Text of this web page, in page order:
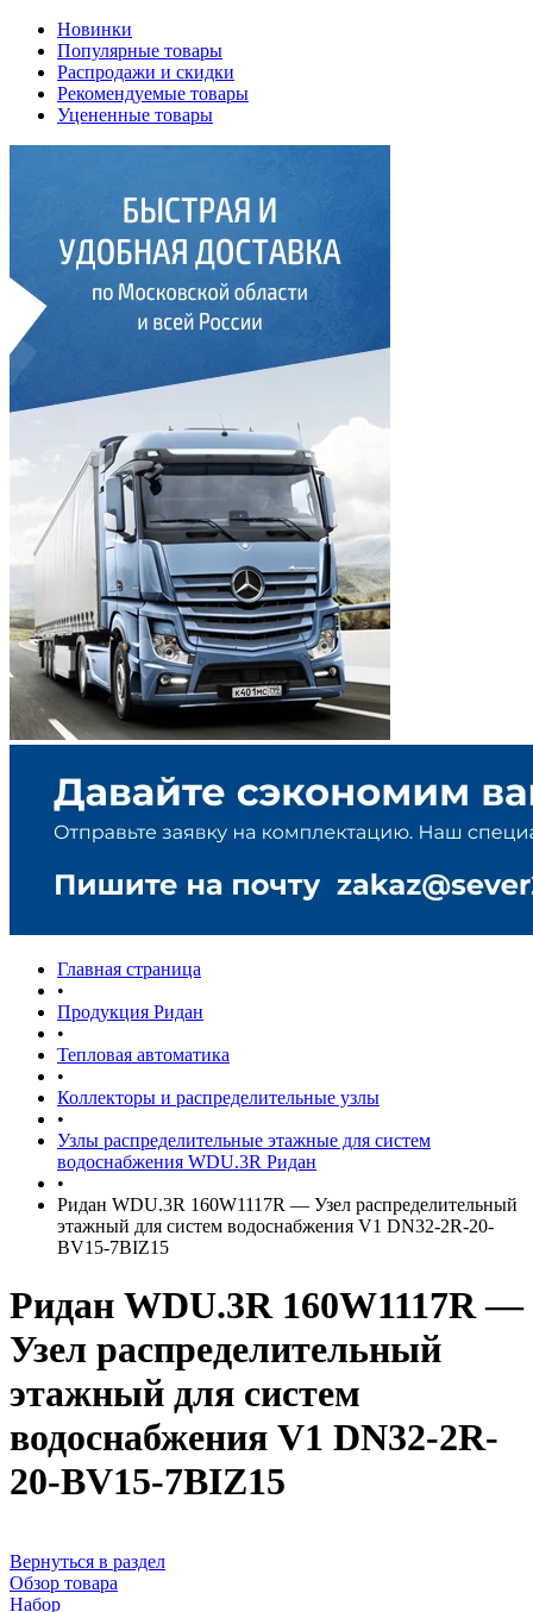
Новинки
Популярные товары
Распродажи и скидки
Рекомендуемые товары
Уцененные товары
Главная страница
•
Продукция Ридан
•
Тепловая автоматика
•
Коллекторы и распределительные узлы
•
Узлы распределительные этажные для систем
водоснабжения WDU.3R Ридан
•
Ридан WDU.3R 160W1117R — Узел распределительный
этажный для систем водоснабжения V1 DN32-2R-20-
BV15-7BIZ15
Ридан WDU.3R 160W1117R —
Узел распределительный
этажный для систем
водоснабжения V1 DN32-2R-
20-BV15-7BIZ15
Вернуться в раздел
Обзор товара
Набор